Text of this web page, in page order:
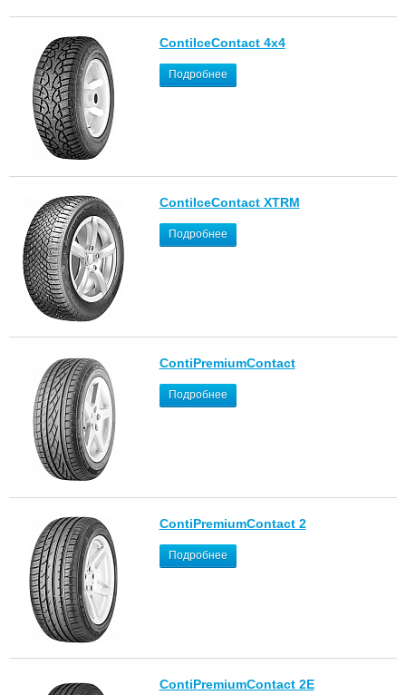
ContiIceContact 4x4
Подробнее
ContiIceContact XTRM
Подробнее
ContiPremiumContact
Подробнее
ContiPremiumContact 2
Подробнее
ContiPremiumContact 2E